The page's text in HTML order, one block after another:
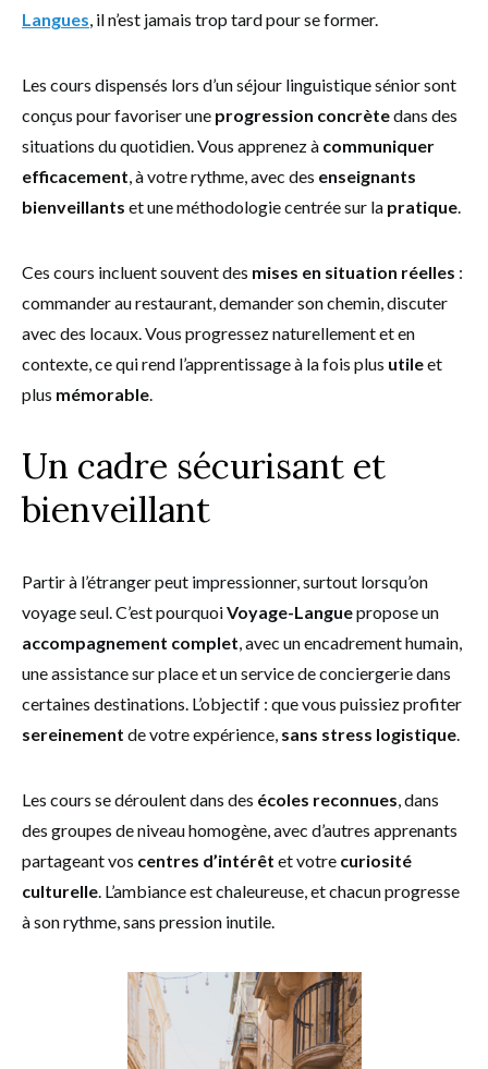
Langues , il n’est jamais trop tard pour se former.
Les cours dispensés lors d’un séjour linguistique sénior sont
conçus pour favoriser une progression concrètedans des
situations du quotidien. Vous apprenez à communiquer
efficacement , à votre rythme, avec des enseignants
bienveillants et une méthodologie centrée sur la pratique
Ces cours incluent souvent des mises en situation réelles :
commander au restaurant, demander son chemin, discuter
avec des locaux. Vous progressez naturellement et en
contexte, ce qui rend l’apprentissage à la fois plus utileet
plus mémorable
Un cadre sécurisant et
bienveillant
Partir à l’étranger peut impressionner, surtout lorsqu’on
voyage seul. C’est pourquoiVoyage-Languepropose un
accompagnement complet , avec un encadrement humain,
une assistance sur place et un service de conciergerie dans
certaines destinations. L’objectif : que vous puissiez profiter
sereinement de votre expérience, sans stress logistique
Les cours se déroulent dans des écoles reconnues , dans
des groupes de niveau homogène, avec d’autres apprenants
partageant vos centres d’intérêt et votre curiosité
culturelle . L’ambiance est chaleureuse, et chacun progresse
à son rythme, sans pression inutile.